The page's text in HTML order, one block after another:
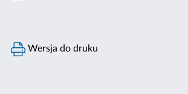
Wersja do druku